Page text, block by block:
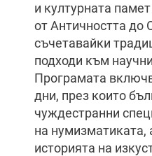
и културната
от Античността до
съчетавайки
подходи към
Програмата
дни, през които
чуждестранни
на нумизматиката,
историята на